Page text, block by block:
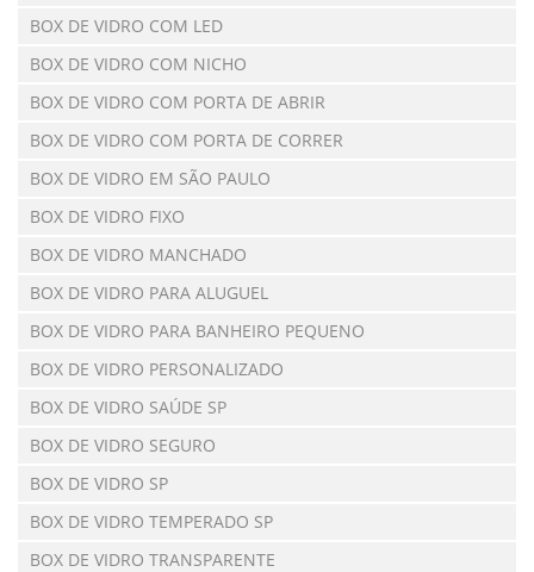
BOX DE VIDRO COM LED
BOX DE VIDRO COM NICHO
BOX DE VIDRO COM PORTA DE ABRIR
BOX DE VIDRO COM PORTA DE CORRER
BOX DE VIDRO EM SÃO PAULO
BOX DE VIDRO FIXO
BOX DE VIDRO MANCHADO
BOX DE VIDRO PARA ALUGUEL
BOX DE VIDRO PARA BANHEIRO PEQUENO
BOX DE VIDRO PERSONALIZADO
BOX DE VIDRO SAÚDE SP
BOX DE VIDRO SEGURO
BOX DE VIDRO SP
BOX DE VIDRO TEMPERADO SP
BOX DE VIDRO TRANSPARENTE